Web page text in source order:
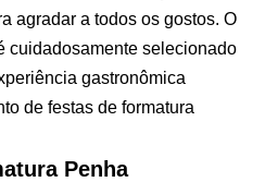
agradar a todos os gostos. O
cuidadosamente selecionado
gastronômica
de festas de formatura
Penha